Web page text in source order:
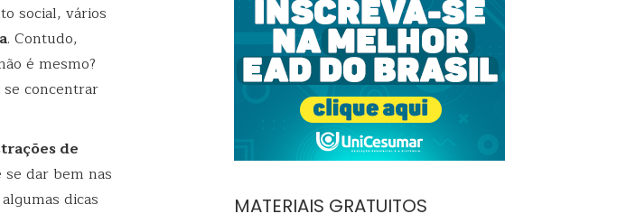
social, vários
. Contudo,
é mesmo?
concentrar
de
dar bem nas
dicas
MATERIAIS GRATUITOS